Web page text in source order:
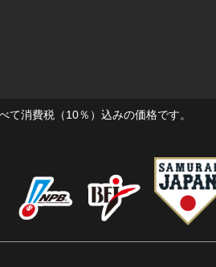
て消費税（10％）込みの価格です。